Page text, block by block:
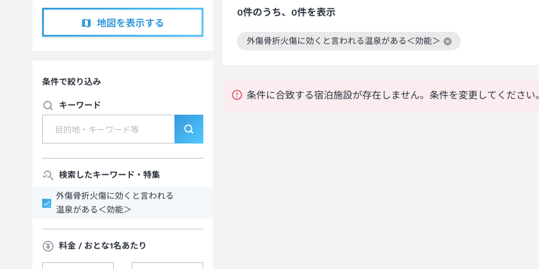
地図を表示する
条件で絞り込み
キーワード
検索したキーワード・特集
外傷骨折火傷に効くと言われる
温泉がある＜効能＞
料金 / おとな1名あたり
0件のうち、0件を表示
外傷骨折火傷に効くと言われる温泉がある＜効能＞
この絞り込み条件を解除
条件に合致する宿泊施設が存在しません。条件を変更してください